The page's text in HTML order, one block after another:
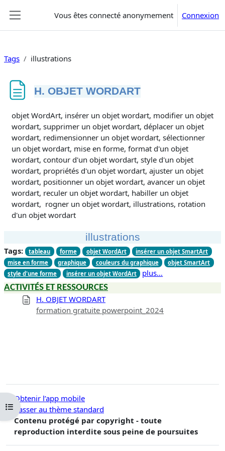
Vous êtes connecté anonymement Connexion
Ouvrir l’index du cours
Tags illustrations
H. OBJET WORDART
Conditions d’achèvement
objet WordArt, insérer un objet wordart, modifier un objet
wordart, supprimer un objet wordart, déplacer un objet
wordart, redimensionner un objet wordart, sélectionner
un objet wordart, mise en forme, format d'un objet
wordart, contour d'un objet wordart, style d'un objet
wordart, propriétés d'un objet wordart, ajuster un objet
wordart, positionner un objet wordart, avancer un objet
wordart, reculer un objet wordart, habiller un objet
wordart, rogner un objet wordart, illustrations, rotation
d'un objet wordart
illustrations
Tags: tableau forme objet WordArt
insérer un objet SmartArt
mise en forme
graphique couleurs du graphique
objet SmartArt
style d'une forme
insérer un objet WordArt plus…
ACTIVITÉS ET RESSOURCES
H. OBJET WORDART
formation gratuite powerpoint_2024
Obtenir l’app mobile
Passer au thème standard
Contenu protégé par copyright - toute
reproduction interdite sous peine de poursuites